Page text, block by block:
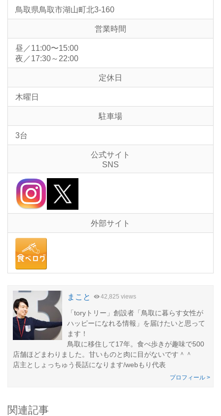
鳥取県鳥取市湖山町北3-160
営業時間
昼／11:00〜15:00
夜／17:30～22:00
定休日
木曜日
駐車場
3台
公式サイト
SNS
外部サイト
まこと 42,825 views
プロフィール >
「toryトリー」創設者「鳥取に暮らす女性が
ハッピーになれる情報」を届けたいと思って
ます！
鳥取に移住して17年。食べ歩きが趣味で500
店舗ほどまわりました。甘いものと肉に目がないです＾＾
店主としょっちゅう長話になります/webもり代表
関連記事